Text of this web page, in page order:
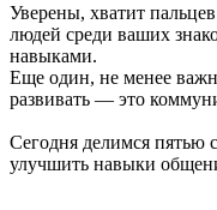
Уверены, хватит
людей среди ваших
навыками.
Еще один, не менее
развивать — это
Сегодня делимся пятью
улучшить навыки